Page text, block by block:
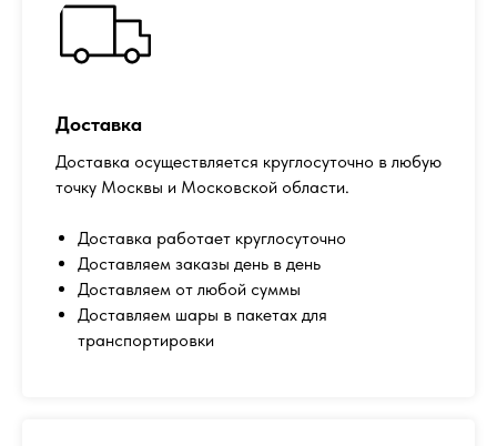
Доставка
Доставка осуществляется круглосуточно в любую
точку Москвы и Московской области.
Доставка работает круглосуточно
Доставляем заказы день в день
Доставляем от любой суммы
Доставляем шары в пакетах для
транспортировки